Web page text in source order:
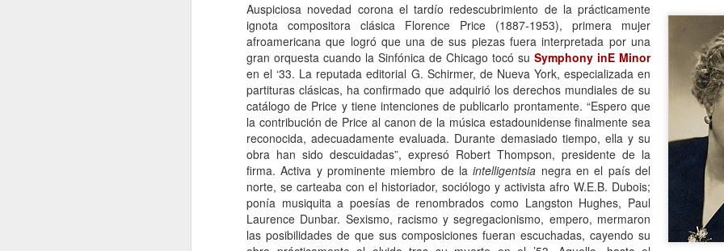
Auspiciosa novedad corona el tardío redescubrimiento de la prácticamente
ignota compositora clásica Florence Price (1887-1953), primera mujer
afroamericana que logró que una de sus piezas fuera interpretada por una
gran orquesta cuando la Sinfónica de Chicago tocó su Symphony inE Minor
en el ‘33. La reputada editorial G. Schirmer, de Nueva York, especializada en
partituras clásicas, ha confirmado que adquirió los derechos mundiales de su
catálogo de Price y tiene intenciones de publicarlo prontamente. “Espero que
la contribución de Price al canon de la música estadounidense finalmente sea
reconocida, adecuadamente evaluada. Durante demasiado tiempo, ella y su
obra han sido descuidadas”, expresó Robert Thompson, presidente de la
firma.Activa y prominente miembro de laintelligentsia negra en el país del
norte, se carteaba con el historiador, sociólogo y activista afro W.E.B. Dubois;
ponía musiquita a poesías de renombrados como Langston Hughes, Paul
Laurence Dunbar. Sexismo, racismo y segregacionismo, empero, mermaron
las posibilidades de que sus composiciones fueran escuchadas, cayendo su
Úbeda la contradiga en otra
canción: “al lugar donde has sido
feliz no debieras tratar de volver”,
yo regreso a Nubosidad variable,
la novela de Carmen Martín Gaite,
veinte años después.
Tiene algo de aventura. Quizás no
recupere aquel estado de
deslumbramiento pero también
podrían suscitarse otros nuevos.
Será un reencuentro con mis
marcas y subrayados.
carrera-, hubo un día que, entre
fichas, fotocopias, libros, café,
puchos y la Olivetti portátil
celeste, me dije: “Esto es lo que
quiero hacer toda la vida”.
Mientras estaba leyendo y
escribiendo en silencio encerrada
en mi habitación, las horas no
pasaban. Me veo tal cual, como si
estuviera viviéndolo ahora.
una artista en absoluto pagada de
sí misma, una persona libre de
toda presunción y más bien
renuente a dar entrevistas. Pero
en esta ocasión,
afortunadamente, se avino a
responder, afable y espontánea,
divertida o apasionada -según el
tema-, siempre yendo al punto,
sin el menor rodeo. Así, fueron
apareciendo la pianista, la
escultora, la cocinera que brinda
una receta.
JAN
13
Damiselas Nº 1, a modo de editorial
Allá por las postrimerías del año 2012 se publicó la primera
edición de Damiselas en apuros, precedida del siguiente introito:
Lo primero que hay que saber es que una damisela no es ni una dama
ni una damita (dicho esto siguiendo las instrucciones de T.S. Eliot para
saber diferenciar un gato de un perro).
JAN
13
Gaby Ferrero (1/7/1961- 20/1/2026)
Sus ojos se cerraron -anticipadamente, inesperadamente- y el